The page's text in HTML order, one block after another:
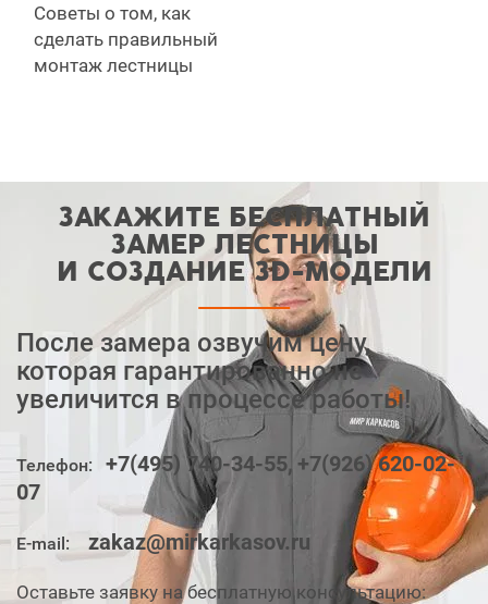
Советы о том, как
сделать правильный
монтаж лестницы
ЗАКАЖИТЕ БЕСПЛАТНЫЙ
ЗАМЕР ЛЕСТНИЦЫ
И СОЗДАНИЕ ЗD-МОДЕЛИ
После замера озвучим цену,
которая гарантированно не
увеличится в процессе работы!
Телефон: +7(495) 740-34-55, +7(926) 620-02-
07
E-mail: zakaz@mirkarkasov.ru
Оставьте заявку на бесплатную консультацию: